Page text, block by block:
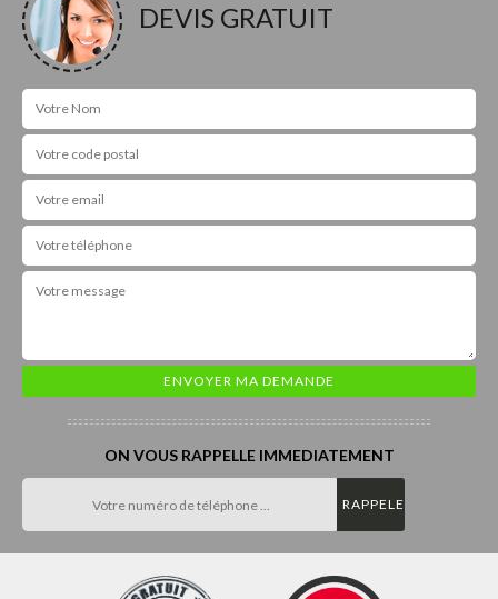
DEVIS GRATUIT
ON VOUS RAPPELLE IMMEDIATEMENT